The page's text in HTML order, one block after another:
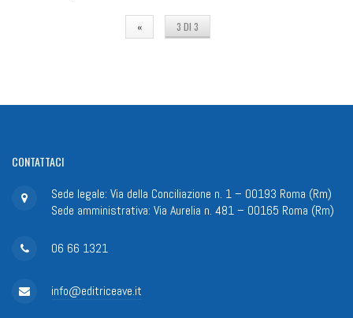
« 3 DI 3
CONTATTACI
Sede legale: Via della Conciliazione n. 1 – 00193 Roma (Rm)
Sede amministrativa: Via Aurelia n. 481 – 00165 Roma (Rm)
06 66 1321
info@editriceave.it